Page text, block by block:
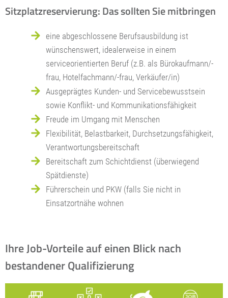
Sitzplatzreservierung: Das sollten Sie mitbringen
eine abgeschlossene Berufsausbildung ist
wünschenswert, idealerweise in einem
serviceorientierten Beruf (z.B. als Bürokaufmann/-
frau, Hotelfachmann/-frau, Verkäufer/in)
Ausgeprägtes Kunden- und Servicebewusstsein
sowie Konflikt- und Kommunikationsfähigkeit
Freude im Umgang mit Menschen
Flexibilität, Belastbarkeit, Durchsetzungsfähigkeit,
Verantwortungsbereitschaft
Bereitschaft zum Schichtdienst (überwiegend
Spätdienste)
Führerschein und PKW (falls Sie nicht in
Einsatzortnähe wohnen
Ihre Job-Vorteile auf einen Blick nach
bestandener Qualifizierung